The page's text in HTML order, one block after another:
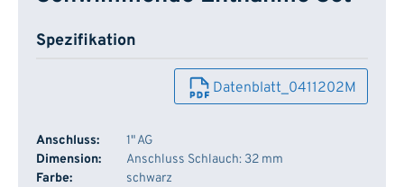
Spezifikation
Datenblatt_0411202M
Anschluss:
1" AG
Dimension:
Anschluss Schlauch: 32 mm
Farbe:
schwarz